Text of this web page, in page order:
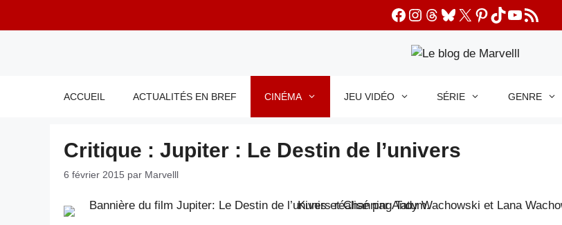
Facebook
Instagram
Threads
Bluesky
X Pinterest
TikTok
YouTube
Flux RSS
ACCUEIL ACTUALITÉS EN BREF CINÉMA JEU VIDÉO SÉRIE GENRE
Critique : Jupiter : Le Destin de l’univers
6 février 2015 par Marvelll